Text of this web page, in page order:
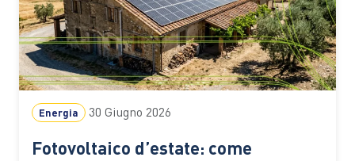
Energia 30 Giugno 2026
Fotovoltaico d’estate: come